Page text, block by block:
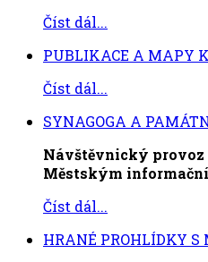
Číst dál...
PUBLIKACE A MAPY
Číst dál...
SYNAGOGA A
Návštěvnický provoz
Městským
Číst dál...
HRANÉ PROHLÍDKY